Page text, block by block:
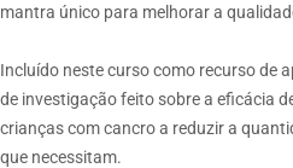
mantra único para melhorar a
Incluído neste curso como recurso de
de investigação feito sobre a eficácia
crianças com cancro a reduzir a
que necessitam.